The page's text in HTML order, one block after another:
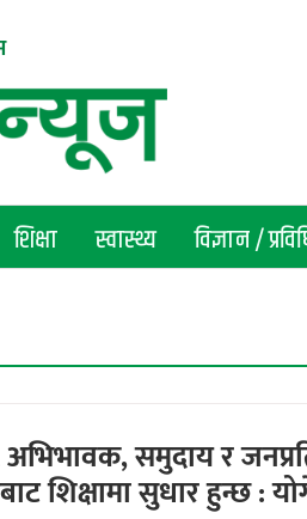
शिक्षा स्वास्थ्य विज्ञान /
समुदाय र
शिक्षामा सुधार हुन्छ :